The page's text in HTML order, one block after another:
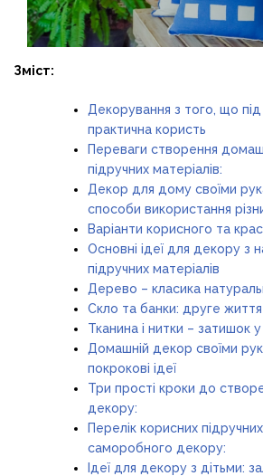
Зміст:
Декорування з того, що під
практична користь
Переваги створення
підручних матеріалів:
Декор для дому своїми
способи використання
Варіанти корисного та
Основні ідеї для декору з
підручних матеріалів
Дерево – класика
Скло та банки: друге
Тканина і нитки – затишок
Домашній декор своїми
покрокові ідеї
Три прості кроки до
декору:
Перелік корисних
саморобного декору:
Ідеї для декору з дітьми: